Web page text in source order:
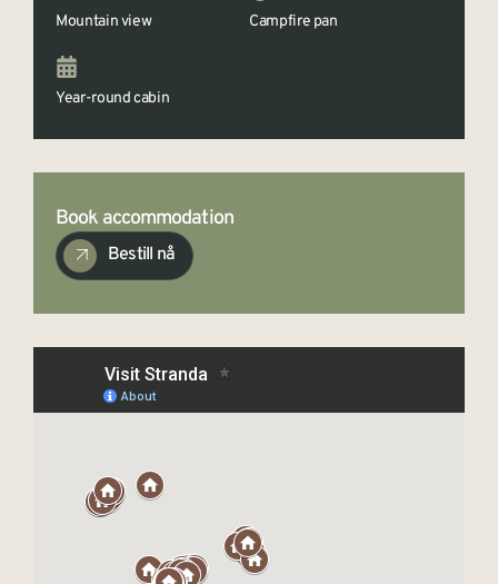
Mountain view Campfire pan
Year-round cabin
Book accommodation
Bestill nå